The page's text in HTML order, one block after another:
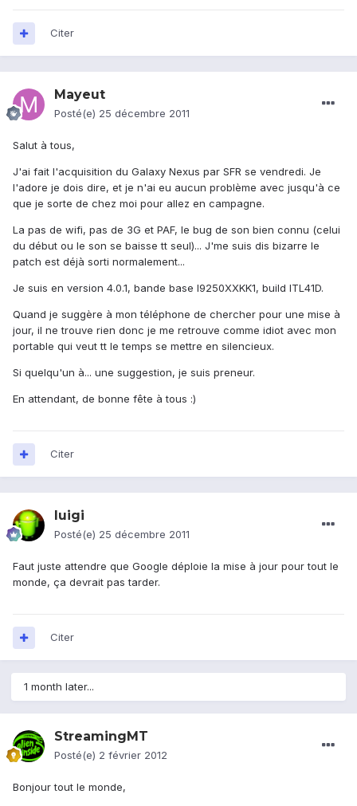
Citer
Mayeut
Posté(e) 25 décembre 2011
Salut à tous,
J'ai fait l'acquisition du Galaxy Nexus par SFR se vendredi. Je
l'adore je dois dire, et je n'ai eu aucun problème avec jusqu'à ce
que je sorte de chez moi pour allez en campagne.
La pas de wifi, pas de 3G et PAF, le bug de son bien connu (celui
du début ou le son se baisse tt seul)... J'me suis dis bizarre le
patch est déjà sorti normalement...
Je suis en version 4.0.1, bande base l9250XXKK1, build ITL41D.
Quand je suggère à mon téléphone de chercher pour une mise à
jour, il ne trouve rien donc je me retrouve comme idiot avec mon
portable qui veut tt le temps se mettre en silencieux.
Si quelqu'un à... une suggestion, je suis preneur.
En attendant, de bonne fête à tous :)
Citer
luigi
Posté(e) 25 décembre 2011
Faut juste attendre que Google déploie la mise à jour pour tout le
monde, ça devrait pas tarder.
Citer
1 month later...
StreamingMT
Posté(e) 2 février 2012
Bonjour tout le monde,